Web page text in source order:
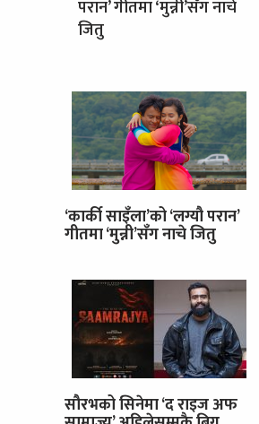
परान’ गीतमा ‘मुन्नी’सँग नाचे
जितु
‘कार्की साइँला’को ‘लग्यौ परान’
गीतमा ‘मुन्नी’सँग नाचे जितु
सौरभको सिनेमा ‘द राइज अफ